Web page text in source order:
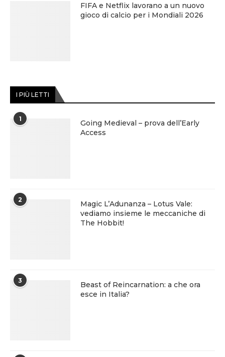
FIFA e Netflix lavorano a un nuovo
gioco di calcio per i Mondiali 2026
I PIÙ LETTI
1
Going Medieval – prova dell’Early
Access
2
Magic L’Adunanza – Lotus Vale:
vediamo insieme le meccaniche di
The Hobbit!
3
Beast of Reincarnation: a che ora
esce in Italia?